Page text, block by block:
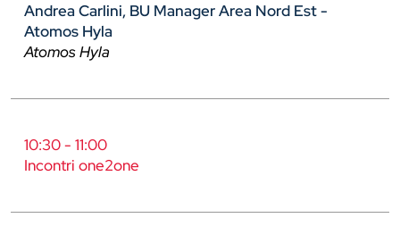
Andrea Carlini, BU Manager Area Nord Est -
Atomos Hyla
Atomos Hyla
10:30 - 11:00
Incontri one2one